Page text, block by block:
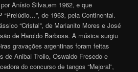
Anísio Silva,em 1962, e que
“Prelúdio…”, de 1963, pela Continental.
“Cristal”, de Marianito Mores e José
de Haroldo Barbosa. A música surgiu
gravações argentinas foram feitas
de Anibal Troilo, Oswaldo Fresedo e
do concurso de tangos “Mejoral”,